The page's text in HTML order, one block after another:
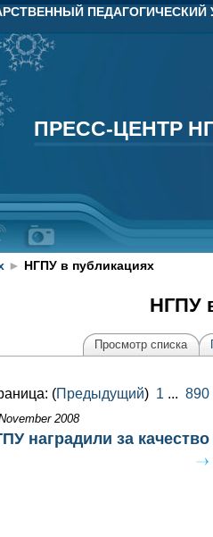
ПЕДАГОГИЧЕСКИЙ
ПРЕСС-ЦЕНТР
ПРЕСС-ЦЕНТР
► НГПУ в публикациях
НГПУ
Просмотр списка
(Предыдущий) 1 ... 890
2008
наградили за качество